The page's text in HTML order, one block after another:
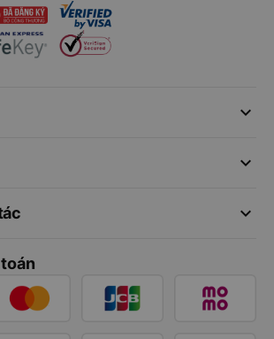
keyboard_arrow_down
keyboard_arrow_down
keyboard_arrow_down